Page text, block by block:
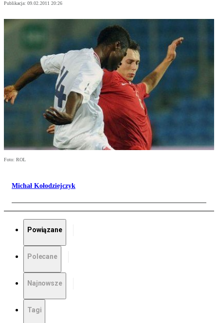
Publikacja: 09.02.2011 20:26
Foto: ROL
Michał Kołodziejczyk
Powiązane
Polecane
Najnowsze
Tagi